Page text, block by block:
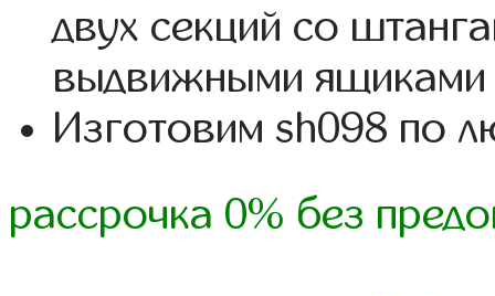
двух секций со
выдвижными ящиками
Изготовим sh098 по
рассрочка 0% без